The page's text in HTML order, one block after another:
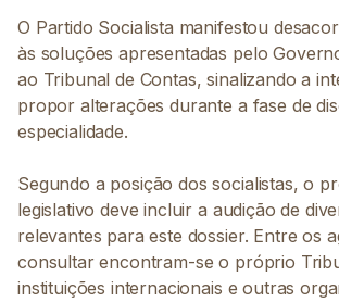
O Partido Socialista manifestou
às soluções apresentadas pelo
ao Tribunal de Contas, sinalizando a
propor alterações durante a fase de
especialidade.
Segundo a posição dos socialistas, o
legislativo deve incluir a audição de
relevantes para este dossier. Entre os
consultar encontram-se o próprio
instituições internacionais e outras